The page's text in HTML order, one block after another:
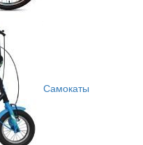
Самокаты